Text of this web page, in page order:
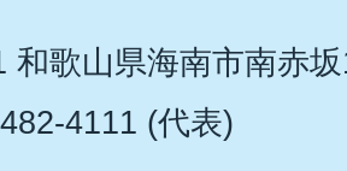
和歌山県海南市南赤
4111 (代表)